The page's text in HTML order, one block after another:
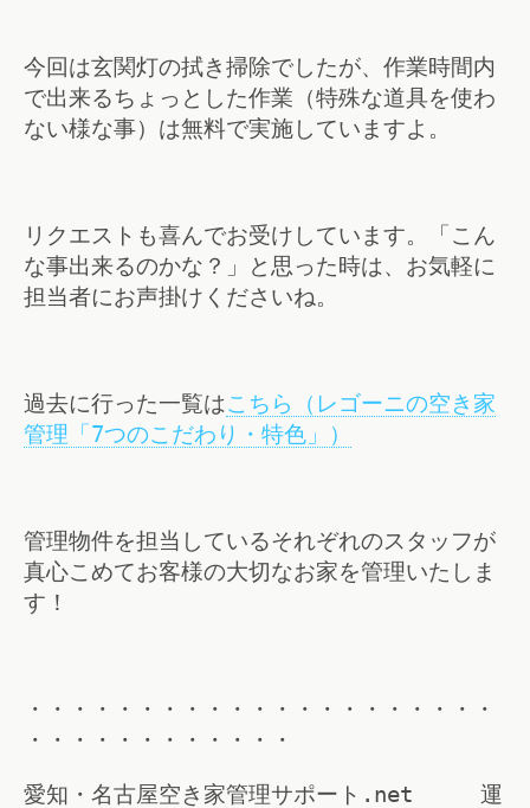
今回は玄関灯の拭き掃除でしたが、作業時間内
で出来るちょっとした作業（特殊な道具を使わ
ない様な事）は無料で実施していますよ。
リクエストも喜んでお受けしています。「こん
な事出来るのかな？」と思った時は、お気軽に
担当者にお声掛けくださいね。
過去に行った一覧はこちら（レゴーニの空き家
管理「7つのこだわり・特色」）
管理物件を担当しているそれぞれのスタッフが
真心こめてお客様の大切なお家を管理いたしま
す！
・・・・・・・・・・・・・・・・・・・・・
・・・・・・・・・・・・
愛知・名古屋空き家管理サポート.net 運